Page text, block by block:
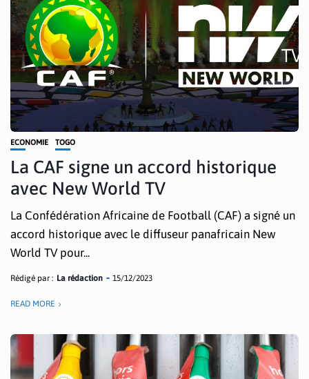
ECONOMIE TOGO
La CAF signe un accord historique
avec New World TV
La Confédération Africaine de Football (CAF) a signé un
accord historique avec le diffuseur panafricain New
World TV pour...
Rédigé par : La rédaction 15/12/2023
READ MORE